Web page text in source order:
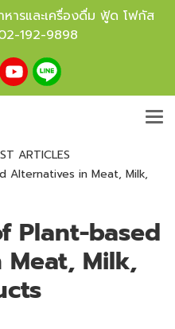
ารและเครื่องดื่ม ฟู้ด โฟกัส
192-9898
ARTICLES
Alternatives in Meat, Milk,
Plant-based
Milk,